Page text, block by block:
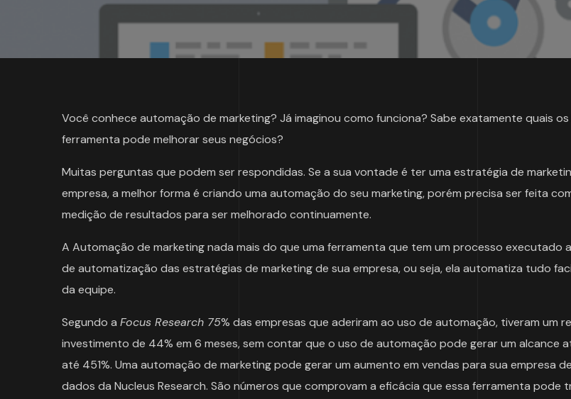
Você conhece automação de marketing? Já imaginou como funciona? Sabe exatamente quais
ferramenta pode melhorar seus negócios?
Muitas perguntas que podem ser respondidas. Se a sua vontade é ter uma estratégia de
empresa, a melhor forma é criando uma automação do seu marketing, porém precisa ser feita
medição de resultados para ser melhorado continuamente.
A Automação de marketing nada mais do que uma ferramenta que tem um processo executado
de automatização das estratégias de marketing de sua empresa, ou seja, ela automatiza tudo
da equipe.
Segundo a Focus Research 75% das empresas que aderiram ao uso de automação, tiveram um
investimento de 44% em 6 meses, sem contar que o uso de automação pode gerar um alcance
até 451%. Uma automação de marketing pode gerar um aumento em vendas para sua empresa
dados da Nucleus Research. São números que comprovam a eficácia que essa ferramenta pode